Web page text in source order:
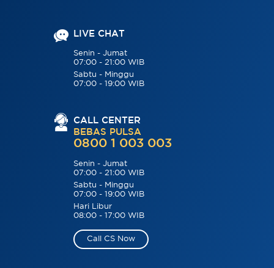
LIVE CHAT
Senin - Jumat
07:00 - 21:00 WIB
Sabtu - Minggu
07:00 - 19:00 WIB
CALL CENTER
BEBAS PULSA
0800 1 003 003
Senin - Jumat
07:00 - 21:00 WIB
Sabtu - Minggu
07:00 - 19:00 WIB
Hari Libur
08:00 - 17:00 WIB
Call CS Now